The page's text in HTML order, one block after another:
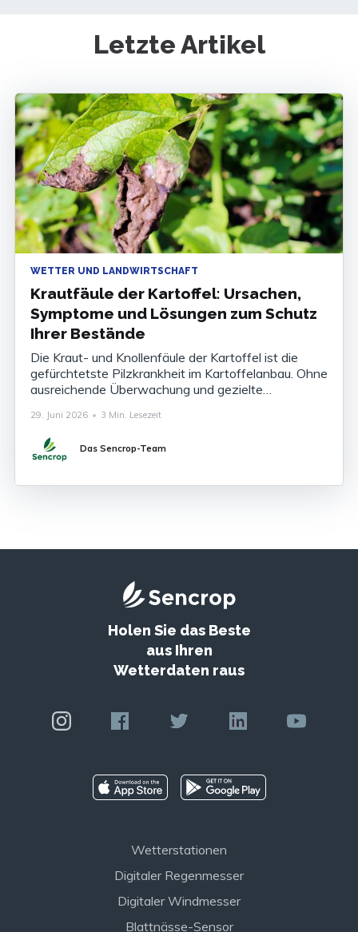
Letzte Artikel
WETTER UND LANDWIRTSCHAFT
Krautfäule der Kartoffel: Ursachen,
Symptome und Lösungen zum Schutz
Ihrer Bestände
Die Kraut- und Knollenfäule der Kartoffel ist die
gefürchtetste Pilzkrankheit im Kartoffelanbau. Ohne
ausreichende Überwachung und gezielte
% der Ernte betragen. Die Krankheit zu kennen, ihre
Symptome zu erkennen und ihr Auftreten
rechtzeitig vorherzusagen ist heute unverzichtbar,
29. Juni 2026 • 3 Min. Lesezeit
Das Sencrop-Team
Holen Sie das Beste
aus Ihren
Wetterdaten raus
Wetterstationen
Digitaler Regenmesser
Digitaler Windmesser
Blattnässe-Sensor